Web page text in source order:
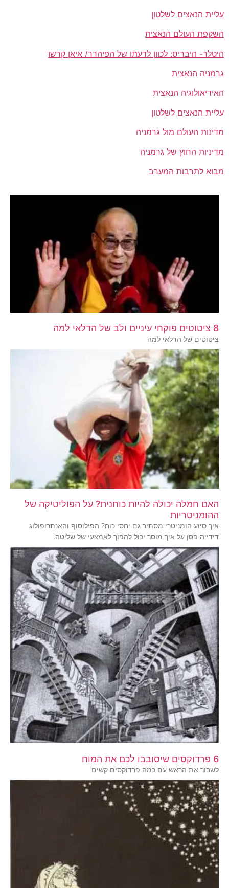
עליית הנאצים לשלטון
השקפת העולם הנאצית
היטלר- היבריס: לכוון לדעתו של הפיהרר/ איאן קרשו
גרמניה הנאצית
האידיאולוגיה הנאצית
עליית הנאצים לשלטון
מדינות העולם מול גרמניה
מדיניות החוץ של גרמניה
מבוא לתרבות המערב
8 ציטוטים פוקחי עיניים ולב של הדלאי למה
ציטוטים של הדלאי למה
האם חמלה יכולה להיות כוחנית? על הפוליטיקה של
ההומניטריות
איך סיוע הומניטרי מסתיר גם יחסי כוח? הפילוסוף והאנתרופולוג
דידייה פסן על איך מוסר יכול להפוך לאמצעי של שליטה.
6 פרדוקסים שיסובבו לכם את המוח
לשבור את הראש עם כמה פרדוקסים קשים